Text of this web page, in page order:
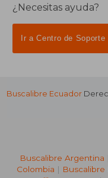
¿Necesitas ayuda?
Ir a Centro de Soporte
Buscalibre Ecuador
Buscalibre Argentina
Colombia | Buscalibre